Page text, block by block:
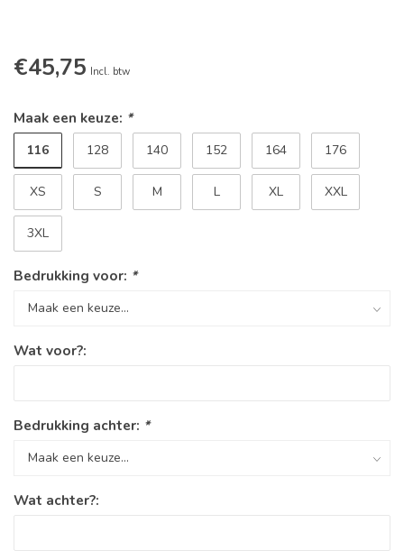
€45,75 Incl. btw
Maak een keuze: *
116 128 140 152 164 176
XS S M L XL XXL
3XL
Bedrukking voor: *
Wat voor?:
Bedrukking achter: *
Wat achter?: